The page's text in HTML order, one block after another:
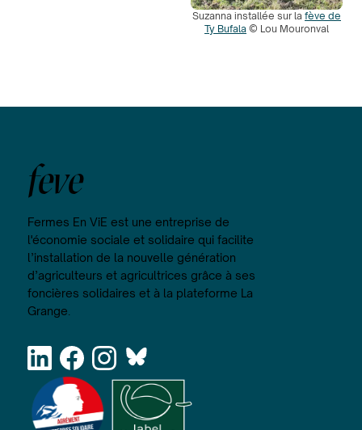
Suzanna installée sur la fève de
Ty Bufala © Lou Mouronval
feve
Fermes En ViE est une entreprise de
l'économie sociale et solidaire qui facilite
l’installation de la nouvelle génération
d’agriculteurs et agricultrices grâce à ses
foncières solidaires et à la plateforme La
Grange.